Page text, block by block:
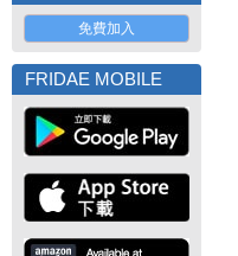
免費加入
FRIDAE MOBILE